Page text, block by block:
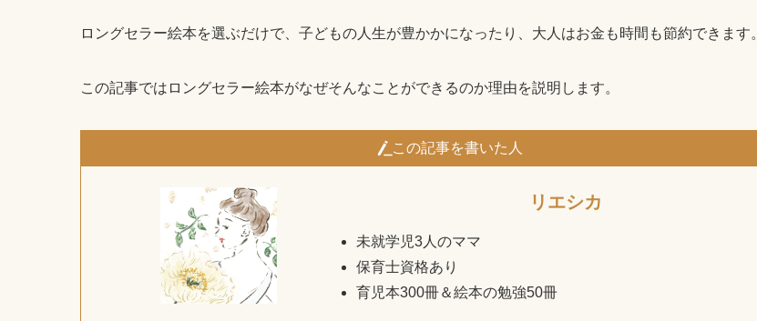
ロングセラー絵本を選ぶだけで、子どもの人生が豊かかになったり、大人はお金も時間も節約できます。
この記事ではロングセラー絵本がなぜそんなことができるのか理由を説明します。
この記事を書いた人
リエシカ
未就学児3人のママ
保育士資格あり
育児本300冊＆絵本の勉強50冊